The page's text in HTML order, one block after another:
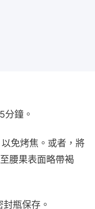
分鐘。
免烤焦。或者，將
腰果表面略帶褐
瓶保存。